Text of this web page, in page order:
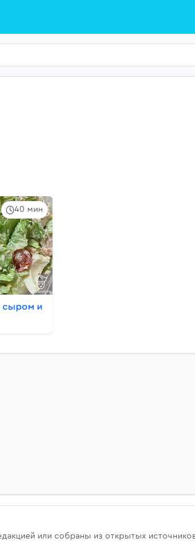
40 мин
сыром и
или собраны из открытых